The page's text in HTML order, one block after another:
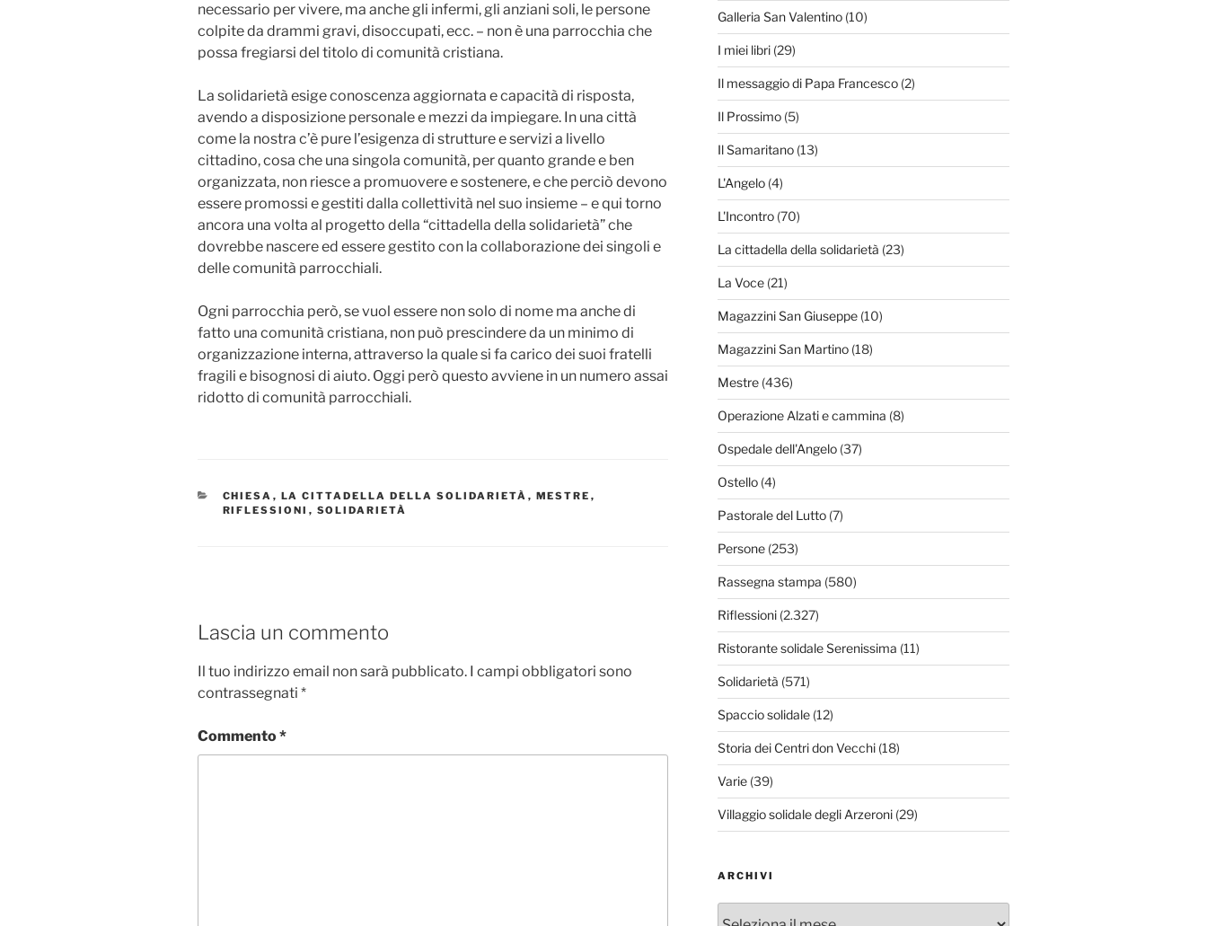
necessario per vivere, ma anche gli infermi, gli anziani soli, le persone
colpite da drammi gravi, disoccupati, ecc. – non è una parrocchia che
possa fregiarsi del titolo di comunità cristiana.
La solidarietà esige conoscenza aggiornata e capacità di risposta,
avendo a disposizione personale e mezzi da impiegare. In una città
come la nostra c’è pure l’esigenza di strutture e servizi a livello
cittadino, cosa che una singola comunità, per quanto grande e ben
organizzata, non riesce a promuovere e sostenere, e che perciò devono
essere promossi e gestiti dalla collettività nel suo insieme – e qui torno
ancora una volta al progetto della “cittadella della solidarietà” che
dovrebbe nascere ed essere gestito con la collaborazione dei singoli e
delle comunità parrocchiali.
Ogni parrocchia però, se vuol essere non solo di nome ma anche di
fatto una comunità cristiana, non può prescindere da un minimo di
organizzazione interna, attraverso la quale si fa carico dei suoi fratelli
fragili e bisognosi di aiuto. Oggi però questo avviene in un numero assai
ridotto di comunità parrocchiali.
CATEGORIE
CHIESA , LA CITTADELLA DELLA SOLIDARIETÀ , MESTRE ,
RIFLESSIONI , SOLIDARIETÀ
Lascia un commento
Il tuo indirizzo email non sarà pubblicato. I campi obbligatori sono
contrassegnati *
Commento*
Galleria San Valentino(10)
I miei libri(29)
Il messaggio di Papa Francesco(2)
Il Prossimo(5)
Il Samaritano(13)
L'Angelo(4)
L'Incontro(70)
La cittadella della solidarietà (23)
La Voce(21)
Magazzini San Giuseppe(10)
Magazzini San Martino(18)
Mestre(436)
Operazione Alzati e cammina (8)
Ospedale dell'Angelo(37)
Ostello(4)
Pastorale del Lutto(7)
Persone(253)
Rassegna stampa (580)
Riflessioni(2.327)
Ristorante solidale Serenissima (11)
Solidarietà (571)
Spaccio solidale(12)
Storia dei Centri don Vecchi(18)
Varie(39)
Villaggio solidale degli Arzeroni(29)
ARCHIVI